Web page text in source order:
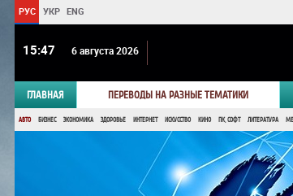
РУС УКР ENG
15:47 6 августа 2026
ГЛАВНАЯ ПЕРЕВОДЫ НА РАЗНЫЕ ТЕМАТИКИ
АВТО БИЗНЕС ЭКОНОМИКА ЗДОРОВЬЕ ИНТЕРНЕТ ИСКУССТВО КИНО ПК, СОФТ ЛИТЕРАТУРА